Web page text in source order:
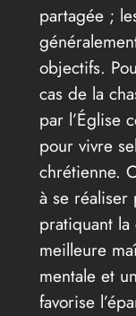
partagée ;
objectifs.
cas de la
par l’Église
pour vivre
chrétienne.
à se réaliser
pratiquant
meilleure
mentale et
favorise